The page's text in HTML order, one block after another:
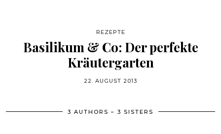
REZEPTE
Basilikum & Co: Der perfekte
Kräutergarten
22. AUGUST 2013
3 AUTHORS – 3 SISTERS